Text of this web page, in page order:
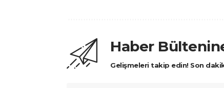
Haber
Gelişmeleri takip edin! Son